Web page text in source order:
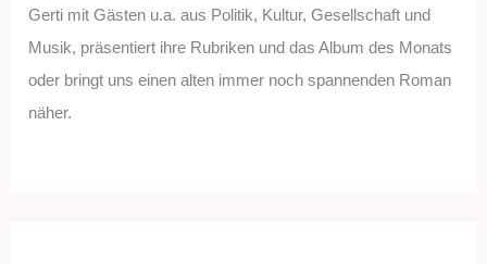
Gerti mit Gästen u.a. aus Politik, Kultur, Gesellschaft und
Musik, präsentiert ihre Rubriken und das Album des Monats
oder bringt uns einen alten immer noch spannenden Roman
näher.